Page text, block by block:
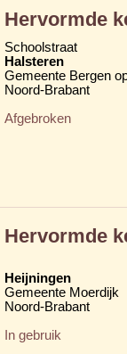
Hervormde
Schoolstraat
Halsteren
Gemeente Bergen
Noord-Brabant
Afgebroken
Hervormde
Heijningen
Gemeente Moerdijk
Noord-Brabant
In gebruik